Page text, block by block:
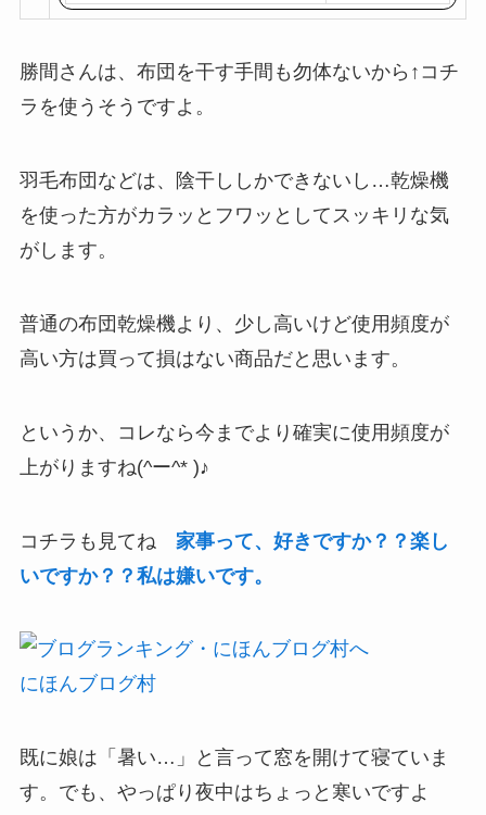
購
勝間さんは、布団を干す手間も勿体ないから↑コチ
ラを使うそうですよ。
羽毛布団などは、陰干ししかできないし…乾燥機
を使った方がカラッとフワッとしてスッキリな気
がします。
普通の布団乾燥機より、少し高いけど使用頻度が
高い方は買って損はない商品だと思います。
というか、コレなら今までより確実に使用頻度が
上がりますね(^ー^* )♪
コチラも見てね
家事って、好きですか？？楽し
いですか？？私は嫌いです。
にほんブログ村
既に娘は「暑い…」と言って窓を開けて寝ていま
す。でも、やっぱり夜中はちょっと寒いですよ